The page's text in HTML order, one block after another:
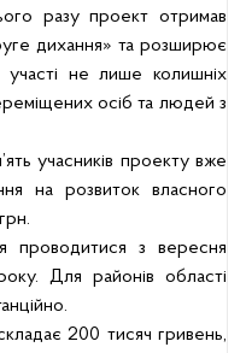
разу проект отримав
дихання» та розширює
участі не лише
колишніх
осіб та людей з
учасників проекту вже
на розвиток власного
проводитися з вересня
Для районів області
200 тисяч гривень,